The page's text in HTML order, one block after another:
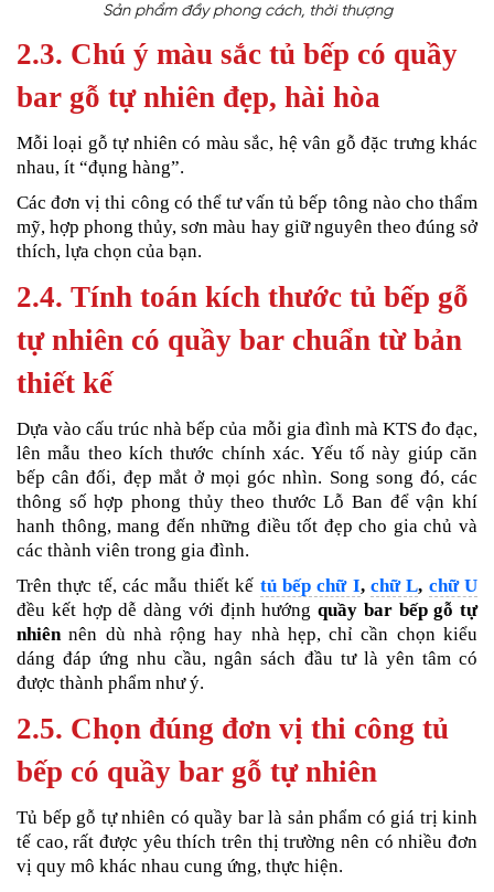
Sản phẩm đầy phong cách, thời thượng
2.3. Chú ý màu sắc tủ bếp có quầy
bar gỗ tự nhiên đẹp, hài hòa
Mỗi loại gỗ tự nhiên có màu sắc, hệ vân gỗ đặc trưng khác
nhau, ít “đụng hàng”.
Các đơn vị thi công có thể tư vấn tủ bếp tông nào cho thẩm
mỹ, hợp phong thủy, sơn màu hay giữ nguyên theo đúng sở
thích, lựa chọn của bạn.
2.4. Tính toán kích thước tủ bếp gỗ
tự nhiên có quầy bar chuẩn từ bản
thiết kế
Dựa vào cấu trúc nhà bếp của mỗi gia đình mà KTS đo đạc,
lên mẫu theo kích thước chính xác. Yếu tố này giúp căn
bếp cân đối, đẹp mắt ở mọi góc nhìn. Song song đó, các
thông số hợp phong thủy theo thước Lỗ Ban để vận khí
hanh thông, mang đến những điều tốt đẹp cho gia chủ và
các thành viên trong gia đình.
Trên thực tế, các mẫu thiết kế tủ bếp chữ I, chữ L, chữ U
đều kết hợp dễ dàng với định hướng quầy bar bếp gỗ tự
nhiênnên dù nhà rộng hay nhà hẹp, chỉ cần chọn kiểu
dáng đáp ứng nhu cầu, ngân sách đầu tư là yên tâm có
được thành phẩm như ý.
2.5. Chọn đúng đơn vị thi công tủ
bếp có quầy bar gỗ tự nhiên
Tủ bếp gỗ tự nhiên có quầy bar là sản phẩm có giá trị kinh
tế cao, rất được yêu thích trên thị trường nên có nhiều đơn
vị quy mô khác nhau cung ứng, thực hiện.